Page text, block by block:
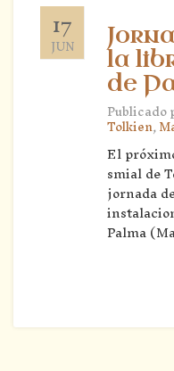
17
JUN
la
de
Publicado
Tolkien,
El
smial de
jornada
Palma